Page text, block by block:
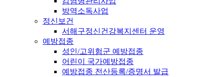
방역소독사업
정신보건
서해구정신건강복지센터 운영
예방접종
성인/고위험군 예방접종
어린이 국가예방접종
예방접종 전산등록/증명서 발급